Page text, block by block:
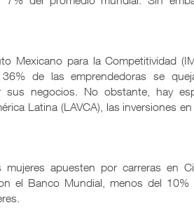
Mexicano para la Competitividad
36% de las emprendedoras se
sus negocios. No obstante, hay
Latina (LAVCA), las inversiones
apuesten por carreras en
el Banco Mundial, menos del